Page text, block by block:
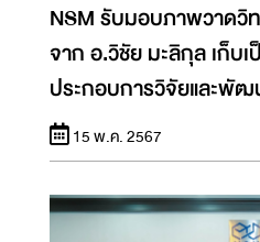
NSM รับมอบภาพวาดวิ
จาก อ.วิชัย มะลิกุล เก็บเ
ประกอบการวิจัยและพั
15 พ.ค. 2567